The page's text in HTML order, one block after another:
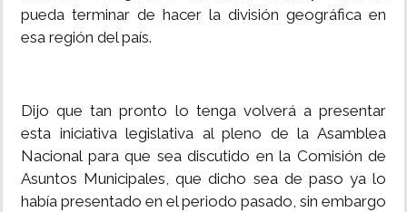
pueda terminar de hacer la división geográfica en
esa región del país.
Dijo que tan pronto lo tenga volverá a presentar
esta iniciativa legislativa al pleno de la Asamblea
Nacional para que sea discutido en la Comisión de
Asuntos Municipales, que dicho sea de paso ya lo
había presentado en el periodo pasado, sin embargo